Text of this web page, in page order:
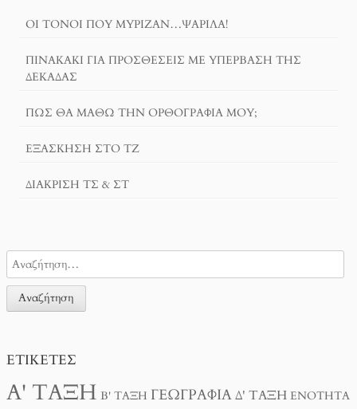
ΟΙ ΤΌΝΟΙ ΠΟΥ ΜΎΡΙΖΑΝ…ΨΑΡΊΛΑ!
ΠΙΝΑΚΆΚΙ ΓΙΑ ΠΡΟΣΘΈΣΕΙΣ ΜΕ ΥΠΈΡΒΑΣΗ ΤΗΣ
ΔΕΚΆΔΑΣ
ΠΏΣ ΘΑ ΜΆΘΩ ΤΗΝ ΟΡΘΟΓΡΑΦΊΑ ΜΟΥ;
ΕΞΆΣΚΗΣΗ ΣΤΟ ΤΖ
ΔΙΆΚΡΙΣΗ ΤΣ & ΣΤ
ΕΤΙΚΈΤΕΣ
Α' ΤΆΞΗ Β' ΤΆΞΗ ΓΕΩΓΡΑΦΊΑΔ' ΤΆΞΗ ΕΝΌΤΗΤΑ